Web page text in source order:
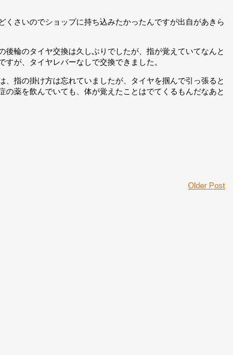
さいのでショップに持ち込みたかったんですが出自があきら
輪のタイヤ交換は久しぶりでしたが、指が覚えていてなんと
が、タイヤレバーなしで交換できました。
指の掛け方は忘れていましたが、タイヤを掴んで引っ張ると
薬を飲んでいても、体が覚えたことはでてくるもんだなあと
Older Post